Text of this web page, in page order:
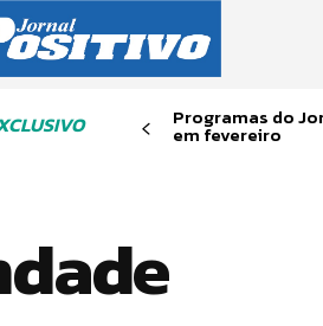
Programas do
em fevereiro